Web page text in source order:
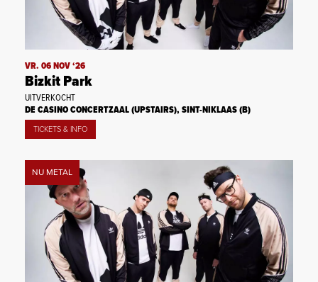
VR. 06 NOV ‘26
Bizkit Park
UITVERKOCHT
DE CASINO CONCERTZAAL (UPSTAIRS), SINT-NIKLAAS (B)
TICKETS & INFO
NU METAL